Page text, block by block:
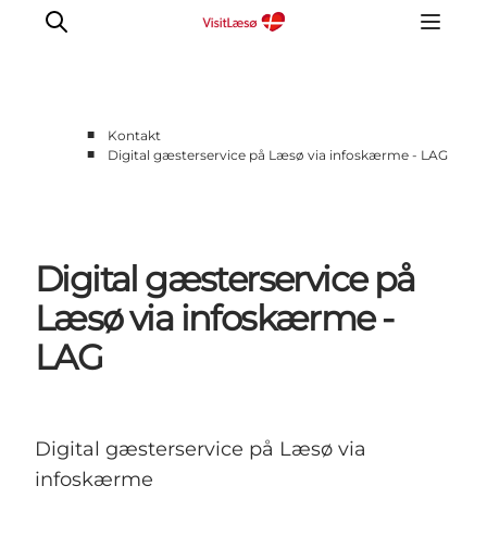
■
Kontakt
■
Digital gæsterservice på Læsø via infoskærme - LAG
Digital gæsterservice på
Læsø via infoskærme -
LAG
Digital gæsterservice på Læsø via
infoskærme